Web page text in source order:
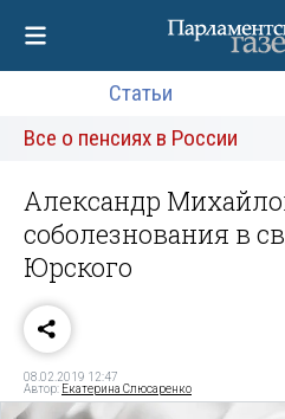
Статьи
Все о пенсиях в России
Александр
соболезнования в
Юрского
08.02.2019 12:47
Автор: Екатерина Слюсаренко